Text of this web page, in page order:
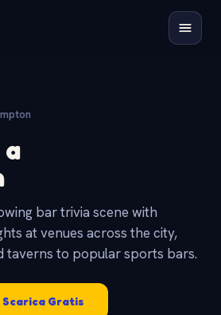
bar trivia scene with
at venues across the city,
taverns to popular sports bars.
Scarica Gratis